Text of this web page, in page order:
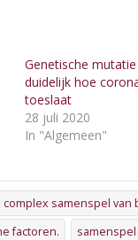
Genetische
duidelijk hoe
toeslaat
28 juli 2020
In "Algemeen"
complex samenspel van
factoren.